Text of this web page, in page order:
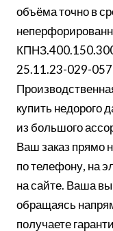
объёма точно в
25.11.23-029-
купить недорого
из большого
Ваш заказ прямо
по телефону, на
на сайте. Ваша
обращаясь
получаете